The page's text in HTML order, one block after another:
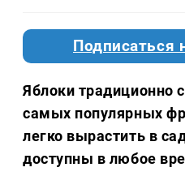
Подписаться
Яблоки традиционно
самых популярных
легко вырастить в
доступны в любое